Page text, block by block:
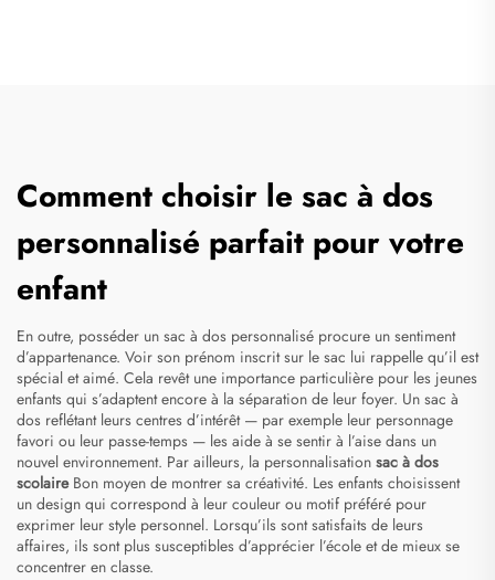
Comment choisir le sac à dos
personnalisé parfait pour votre
enfant
En outre, posséder un sac à dos personnalisé procure un sentiment
d’appartenance. Voir son prénom inscrit sur le sac lui rappelle qu’il est
spécial et aimé. Cela revêt une importance particulière pour les jeunes
enfants qui s’adaptent encore à la séparation de leur foyer. Un sac à
dos reflétant leurs centres d’intérêt — par exemple leur personnage
favori ou leur passe-temps — les aide à se sentir à l’aise dans un
nouvel environnement. Par ailleurs, la personnalisation sac à dos
scolaire Bon moyen de montrer sa créativité. Les enfants choisissent
un design qui correspond à leur couleur ou motif préféré pour
exprimer leur style personnel. Lorsqu’ils sont satisfaits de leurs
affaires, ils sont plus susceptibles d’apprécier l’école et de mieux se
concentrer en classe.